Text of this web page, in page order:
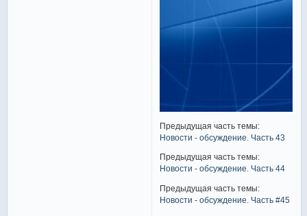
Предыдущая часть темы:
Новости - обсуждение. Часть 43
Предыдущая часть темы:
Новости - обсуждение. Часть 44
Предыдущая часть темы:
Новости - обсуждение. Часть #45